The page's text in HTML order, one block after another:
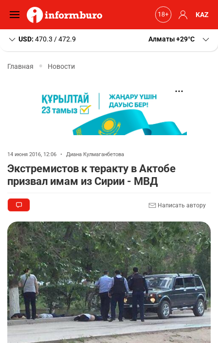
KAZ
USD: 470.3 / 472.9 Алматы+29 C
Главная Новости
14 июня 2016, 12:06 • Диана Кулмаганбетова
Экстремистов к теракту в Актобе
призвал имам из Сирии - МВД
Написать автору